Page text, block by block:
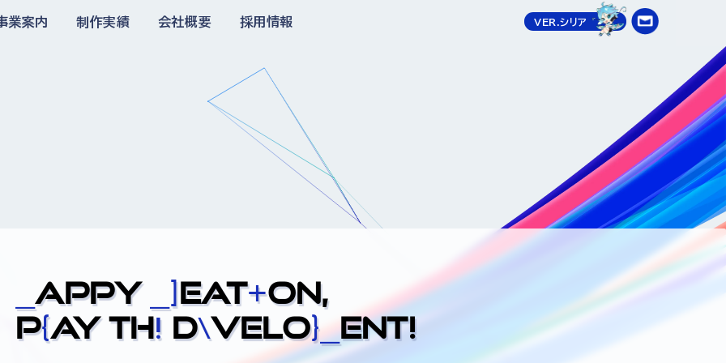
業案内 制作実績 会社概要 採用情報 VER.シリア
HAPPY CREATION,
PLAY THE DEVELOPMENT!